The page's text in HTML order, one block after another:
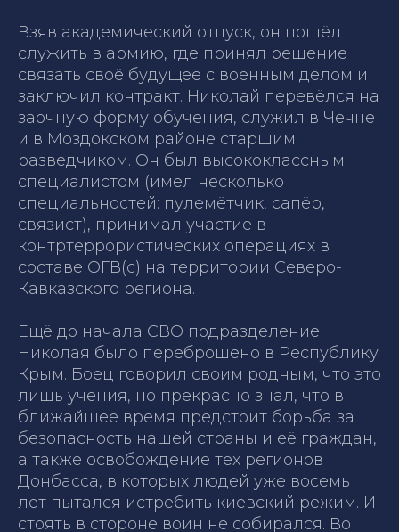
Взяв академический отпуск, он пошёл
служить в армию, где принял решение
связать своё будущее с военным делом и
заключил контракт. Николай перевёлся на
заочную форму обучения, служил в Чечне
и в Моздокском районе старшим
разведчиком. Он был высококлассным
специалистом (имел несколько
специальностей: пулемётчик, сапёр,
связист), принимал участие в
контртеррористических операциях в
составе ОГВ(с) на территории Северо-
Кавказского региона.
Ещё до начала СВО подразделение
Николая было переброшено в Республику
Крым. Боец говорил своим родным, что это
лишь учения, но прекрасно знал, что в
ближайшее время предстоит борьба за
безопасность нашей страны и её граждан,
а также освобождение тех регионов
Донбасса, в которых людей уже восемь
лет пытался истребить киевский режим. И
стоять в стороне воин не собирался. Во